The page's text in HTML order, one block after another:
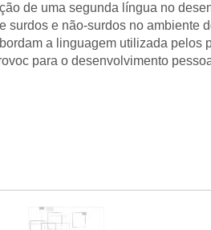
de uma segunda língua no
surdos e não-surdos no ambiente
a linguagem utilizada pelos
para o desenvolvimento